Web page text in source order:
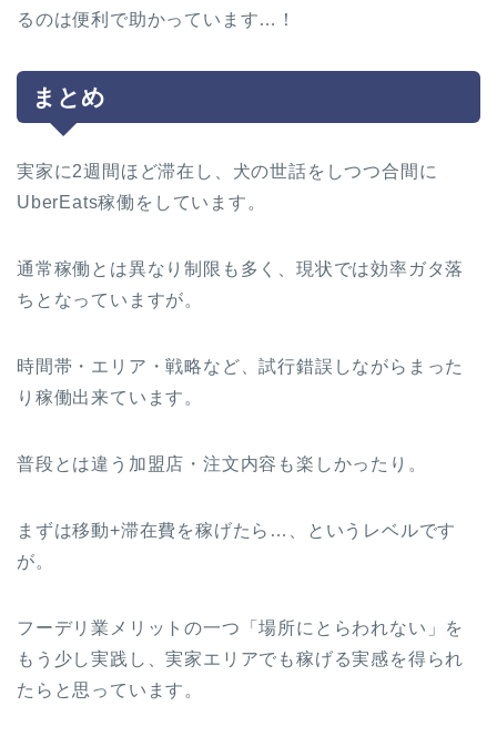
るのは便利で助かっています…！
まとめ
実家に2週間ほど滞在し、犬の世話をしつつ合間に
UberEats稼働をしています。
通常稼働とは異なり制限も多く、現状では効率ガタ落
ちとなっていますが。
時間帯・エリア・戦略など、試行錯誤しながらまった
り稼働出来ています。
普段とは違う加盟店・注文内容も楽しかったり。
まずは移動+滞在費を稼げたら…、というレベルです
が。
フーデリ業メリットの一つ「場所にとらわれない」を
もう少し実践し、実家エリアでも稼げる実感を得られ
たらと思っています。